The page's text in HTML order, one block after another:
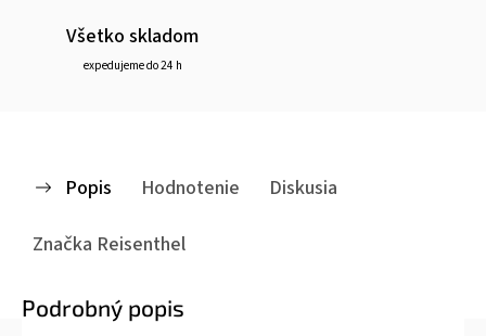
Všetko skladom
expedujeme do 24 h
Popis Hodnotenie
Diskusia
Značka Reisenthel
Podrobný popis